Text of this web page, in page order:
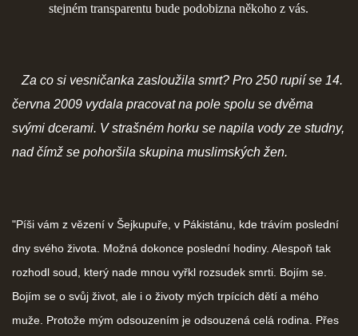
stejném transparentu bude podobizna někoho z vás.
Za co si vesničanka zasloužila smrt? Pro 250 rupií se 14.
června 2009 vydala pracovat na pole spolu se dvěma
svými dcerami. V strašném horku se napila vody ze studny,
nad čímž se pohoršila skupina muslimských žen.
"Píši vám z vězení v Šejkupuře, v Pákistánu, kde trávím poslední
dny svého života. Možná dokonce poslední hodiny. Alespoň tak
rozhodl soud, který nade mnou vyřkl rozsudek smrti. Bojím se.
Bojím se o svůj život, ale i o životy mých trpících dětí a mého
muže. Protože mým odsouzením je odsouzená celá rodina. Přes